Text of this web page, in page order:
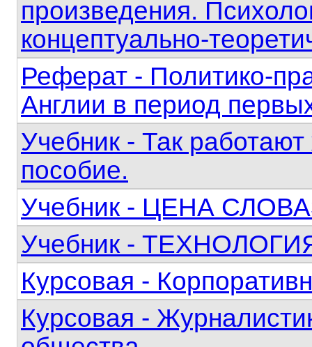
произведения.
концептуально-
Реферат - Политико-
Англии в период
Учебник - Так
пособие.
Учебник - ЦЕНА
Учебник -
Курсовая -
Курсовая -